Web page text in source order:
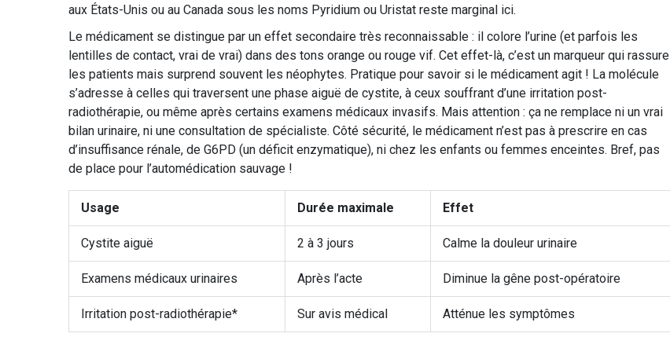
aux États-Unis ou au Canada sous les noms Pyridium ou Uristat reste marginal ici.
Le médicament se distingue par un effet secondaire très reconnaissable : il colore l’urine (et parfois les
lentilles de contact, vrai de vrai) dans des tons orange ou rouge vif. Cet effet-là, c’est un marqueur qui rassure
les patients mais surprend souvent les néophytes. Pratique pour savoir si le médicament agit ! La molécule
s’adresse à celles qui traversent une phase aiguë de cystite, à ceux souffrant d’une irritation post-
radiothérapie, ou même après certains examens médicaux invasifs. Mais attention : ça ne remplace ni un vrai
bilan urinaire, ni une consultation de spécialiste. Côté sécurité, le médicament n’est pas à prescrire en cas
d’insuffisance rénale, de G6PD (un déficit enzymatique), ni chez les enfants ou femmes enceintes. Bref, pas
de place pour l’automédication sauvage !
Usage Durée maximale Effet
Cystite aiguë 2 à 3 jours Calme la douleur urinaire
Examens médicaux urinaires Après l’acte Diminue la gêne post-opératoire
Irritation post-radiothérapie* Sur avis médical Atténue les symptômes